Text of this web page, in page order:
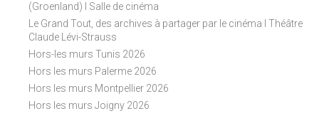
(Groenland) I Salle de cinéma
Le Grand Tout, des archives à partager par le cinéma I Théâtre
Claude Lévi-Strauss
Hors-les murs Tunis 2026
Hors les murs Palerme 2026
Hors les murs Montpellier 2026
Hors les murs Joigny 2026